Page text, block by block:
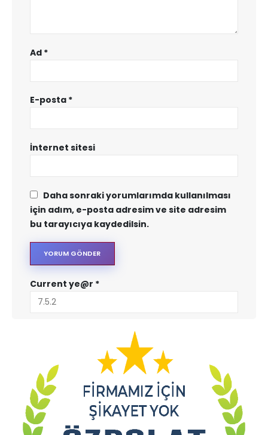
Ad *
E-posta *
İnternet sitesi
Daha sonraki yorumlarımda kullanılması
için adım, e-posta adresim ve site adresim
bu tarayıcıya kaydedilsin.
Current ye@r *